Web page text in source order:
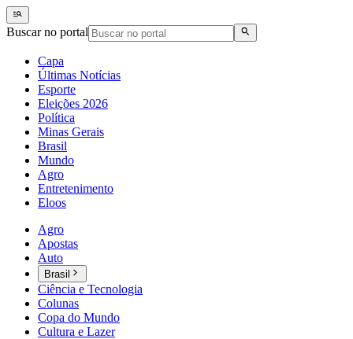
Buscar no portal
Capa
Últimas Notícias
Esporte
Eleições 2026
Política
Minas Gerais
Brasil
Mundo
Agro
Entretenimento
Eloos
Agro
Apostas
Auto
Brasil
Ciência e Tecnologia
Colunas
Copa do Mundo
Cultura e Lazer